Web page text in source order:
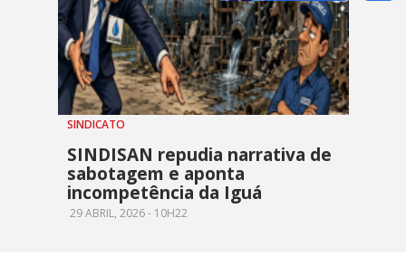
SINDICATO
SINDISAN repudia narrativa de
sabotagem e aponta
incompetência da Iguá
29 ABRIL, 2026 - 10H22